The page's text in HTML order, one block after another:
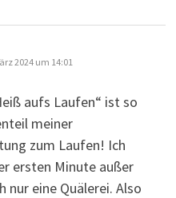
2024 um 14:01
aufs Laufen“ ist so
meiner
zum Laufen! Ich
ersten Minute außer
nur eine Quälerei. Also